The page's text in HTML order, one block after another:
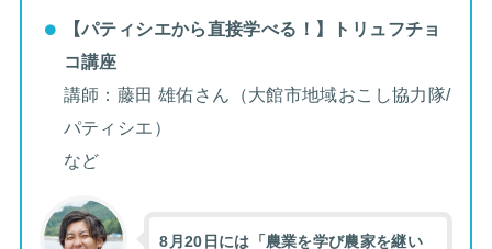
【パティシエから直接学べる！】トリュフチョ
コ講座
講師：藤田 雄佑さん（大館市地域おこし協力隊/
パティシエ）
など
8月20日には「農業を学び農家を継い